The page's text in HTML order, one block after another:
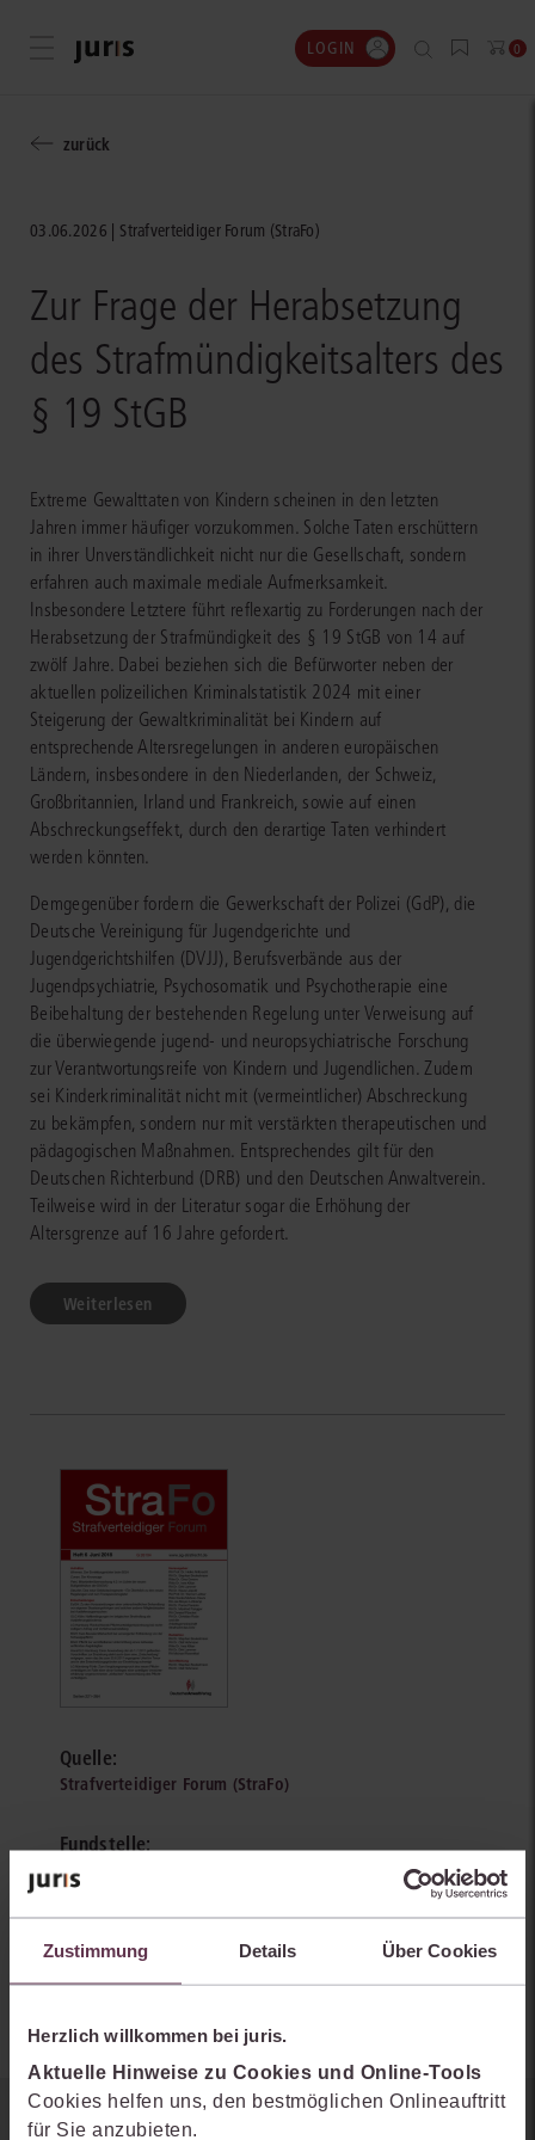
Zustimmung Details Über Cookies
Herzlich willkommen bei juris.
Aktuelle Hinweise zu Cookies und Online-Tools
Cookies helfen uns, den bestmöglichen Onlineauftritt
für Sie anzubieten.
Menü öffnen LOGIN 0
zurück
03.06.2026 Strafverteidiger Forum (StraFo)
Zur Frage der Herabsetzung
des Strafmündigkeitsalters des
§ 19 StGB
Extreme Gewalttaten von Kindern scheinen in den letzten
Jahren immer häufiger vorzukommen. Solche Taten erschüttern
in ihrer Unverständlichkeit nicht nur die Gesellschaft, sondern
erfahren auch maximale mediale Aufmerksamkeit.
Insbesondere Letztere führt reflexartig zu Forderungen nach der
Herabsetzung der Strafmündigkeit des § 19 StGB von 14 auf
zwölf Jahre. Dabei beziehen sich die Befürworter neben der
aktuellen polizeilichen Kriminalstatistik 2024 mit einer
Steigerung der Gewaltkriminalität bei Kindern auf
entsprechende Altersregelungen in anderen europäischen
Ländern, insbesondere in den Niederlanden, der Schweiz,
Großbritannien, Irland und Frankreich, sowie auf einen
Abschreckungseffekt, durch den derartige Taten verhindert
werden könnten.
Demgegenüber fordern die Gewerkschaft der Polizei (GdP), die
Deutsche Vereinigung für Jugendgerichte und
Jugendgerichtshilfen (DVJJ), Berufsverbände aus der
Jugendpsychiatrie, Psychosomatik und Psychotherapie eine
Beibehaltung der bestehenden Regelung unter Verweisung auf
die überwiegende jugend- und neuropsychiatrische Forschung
zur Verantwortungsreife von Kindern und Jugendlichen. Zudem
sei Kinderkriminalität nicht mit (vermeintlicher) Abschreckung
zu bekämpfen, sondern nur mit verstärkten therapeutischen und
pädagogischen Maßnahmen. Entsprechendes gilt für den
Deutschen Richterbund (DRB) und den Deutschen Anwaltverein.
Teilweise wird in der Literatur sogar die Erhöhung der
Altersgrenze auf 16 Jahre gefordert.
Weiterlesen
Quelle:
Strafverteidiger Forum (StraFo)
Fundstelle:
StraFo 2026, 178-190
Peter Wohlfahrt